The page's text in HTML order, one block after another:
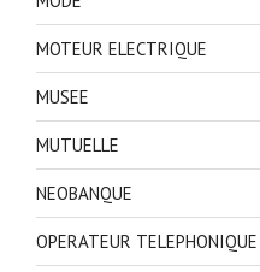
MOTEUR ELECTRIQUE
MUSEE
MUTUELLE
NEOBANQUE
OPERATEUR TELEPHONIQUE